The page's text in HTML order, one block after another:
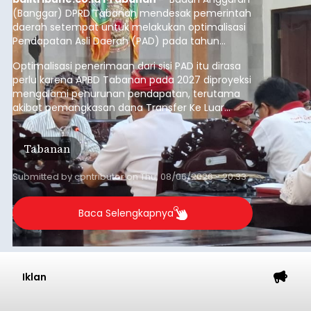
(Banggar) DPRD Tabanan mendesak pemerintah
daerah setempat untuk melakukan optimalisasi
Pendapatan Asli Daerah (PAD) pada tahun
anggaran 2027.
Optimalisasi penerimaan dari sisi PAD itu dirasa
perlu karena APBD Tabanan pada 2027 diproyeksi
mengalami penurunan pendapatan, terutama
akibat pemangkasan dana Transfer Ke Luar
Daerah (TKD) dari pemerintah pusat.
Tabanan
Submitted bycontributoronThu, 08/06/2026 - 20:33
Baca Selengkapnya
Iklan